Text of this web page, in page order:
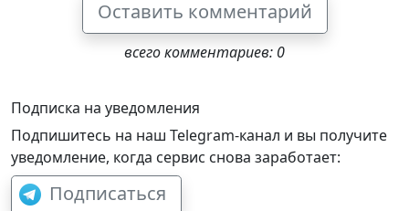
Оставить комментарий
всего комментариев: 0
Подписка на уведомления
Подпишитесь на наш Telegram-канал и вы получите
уведомление, когда сервис снова заработает:
Подписаться